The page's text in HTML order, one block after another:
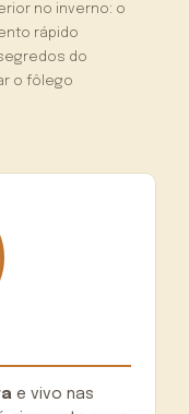
no inverno: o
rápido
do
o fôlego
e vivo nas